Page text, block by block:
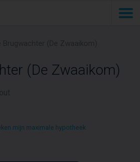
(De Zwaaikom)
mijn maximale hypotheek